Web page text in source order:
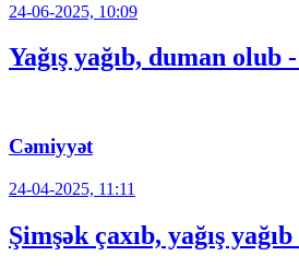
24-06-2025, 10:09
Yağış yağıb, duman
Cəmiyyət
24-04-2025, 11:11
Şimşək çaxıb, yağış